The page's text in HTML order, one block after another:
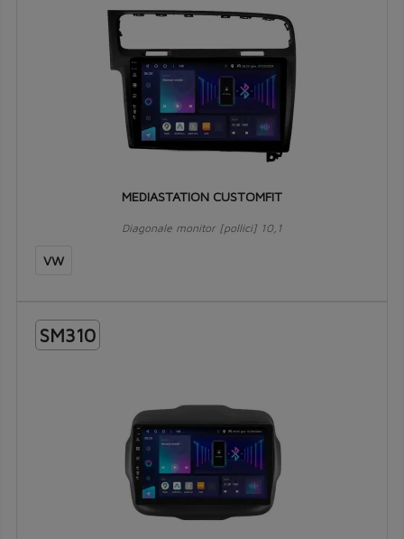
MEDIASTATION CUSTOMFIT
Diagonale monitor [pollici] 10,1
VW
SM310